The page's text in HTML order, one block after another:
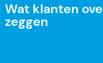
Wat klanten
zeggen